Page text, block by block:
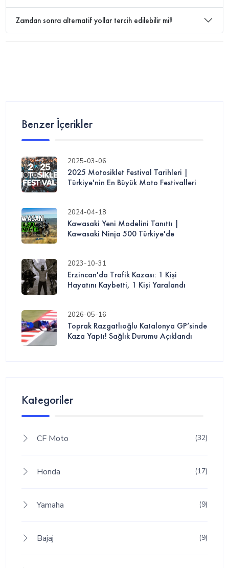
Zamdan sonra alternatif yollar tercih edilebilir mi?
Benzer İçerikler
2025-03-06
2025 Motosiklet Festival Tarihleri |
Türkiye'nin En Büyük Moto Festivalleri
2024-04-18
Kawasaki Yeni Modelini Tanıttı |
Kawasaki Ninja 500 Türkiye'de
2023-10-31
Erzincan'da Trafik Kazası: 1 Kişi
Hayatını Kaybetti, 1 Kişi Yaralandı
2026-05-16
Toprak Razgatlıoğlu Katalonya GP’sinde
Kaza Yaptı! Sağlık Durumu Açıklandı
Kategoriler
CF Moto (32)
Honda (17)
Yamaha (9)
Bajaj (9)